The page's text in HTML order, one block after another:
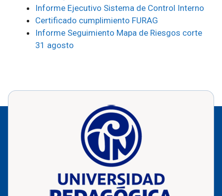
Informe Ejecutivo Sistema de Control Interno
Certificado cumplimiento FURAG
Informe Seguimiento Mapa de Riesgos corte
31 agosto